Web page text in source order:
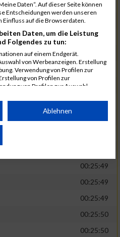
00:25:42
00:25:43
00:25:43
00:25:47
00:25:47
00:25:48
00:25:49
00:25:49
00:25:49
00:25:50
00:25:50
Daten“. Auf dieser Seite können
Entscheidungen werden unseren
auf die Browserdaten.
Daten, um die Leistung
Folgendes zu tun:
auf einem Endgerät.
von Werbeanzeigen. Erstellung
Verwendung von Profilen zur
von Profilen zur
von Profilen zur Auswahl
Zielgruppen durch Statistiken oder
Quellen. Entwicklung und
Union weitergegeben und in die
Informationen
Ablehnen